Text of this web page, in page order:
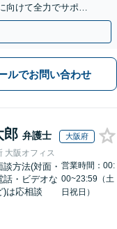
向けて全力でサポー
ルでお問い合わせ
郎 弁護士 大阪府
大阪オフィス
談方法(対面・
話・ビデオな
)は応相談
営業時間：00:
00~23:59（土
日祝日）